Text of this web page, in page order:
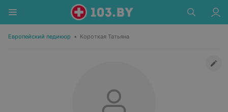
Европейский педикюр • Короткая Татьяна